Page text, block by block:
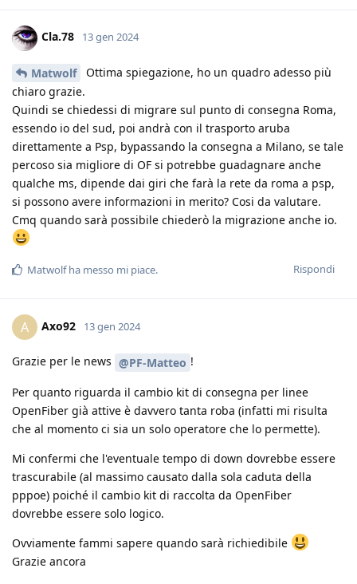
Cla.78 13 gen 2024
Matwolf
Ottima spiegazione, ho un quadro adesso più
chiaro grazie.
Quindi se chiedessi di migrare sul punto di consegna Roma,
essendo io del sud, poi andrà con il trasporto aruba
direttamente a Psp, bypassando la consegna a Milano, se tale
percoso sia migliore di OF si potrebbe guadagnare anche
qualche ms, dipende dai giri che farà la rete da roma a psp,
si possono avere informazioni in merito? Cosi da valutare.
Cmq quando sarà possibile chiederò la migrazione anche io.
Rispondi
Matwolfha messo mi piace.
A Axo92 13 gen 2024
Grazie per le news @PF-Matteo !
Per quanto riguarda il cambio kit di consegna per linee
OpenFiber già attive è davvero tanta roba (infatti mi risulta
che al momento ci sia un solo operatore che lo permette).
Mi confermi che l'eventuale tempo di down dovrebbe essere
trascurabile (al massimo causato dalla sola caduta della
pppoe) poiché il cambio kit di raccolta da OpenFiber
dovrebbe essere solo logico.
Ovviamente fammi sapere quando sarà richiedibile
Grazie ancora